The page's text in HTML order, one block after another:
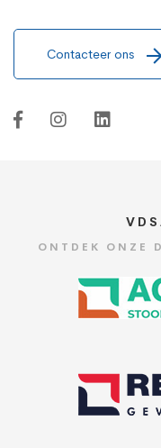
Contacteer ons
ONTDEK ONZE